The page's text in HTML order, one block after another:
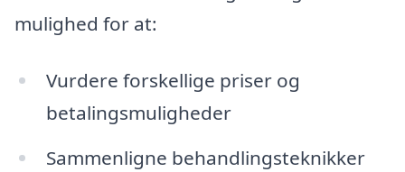
mulighed for at:
Vurdere forskellige priser og
betalingsmuligheder
Sammenligne behandlingsteknikker